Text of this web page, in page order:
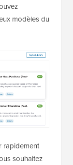
modèles du
rapidement
souhaitez